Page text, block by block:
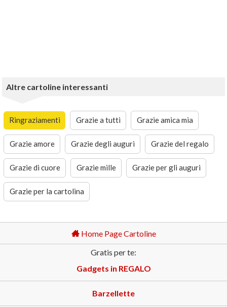
Altre cartoline interessanti
Ringraziamenti Grazie a tutti Grazie amica mia
Grazie amore Grazie degli auguri Grazie del regalo
Grazie di cuore Grazie mille Grazie per gli auguri
Grazie per la cartolina
Home Page Cartoline
Gratis per te:
Gadgets in REGALO
Barzellette